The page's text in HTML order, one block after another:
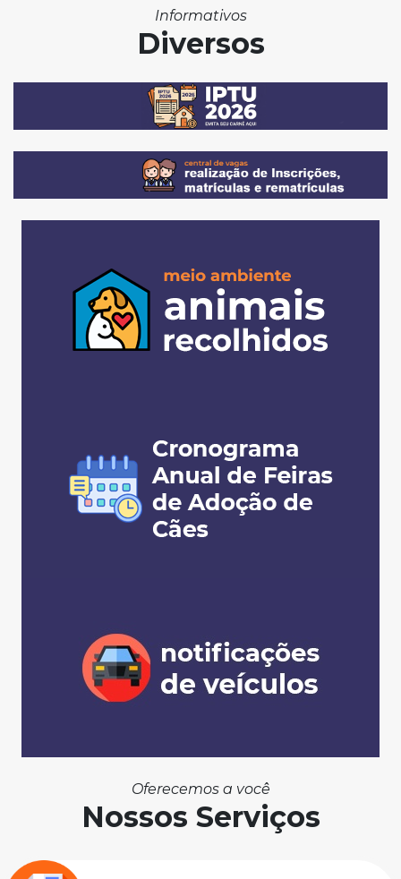
Informativos
Diversos
Oferecemos a você
Nossos Serviços